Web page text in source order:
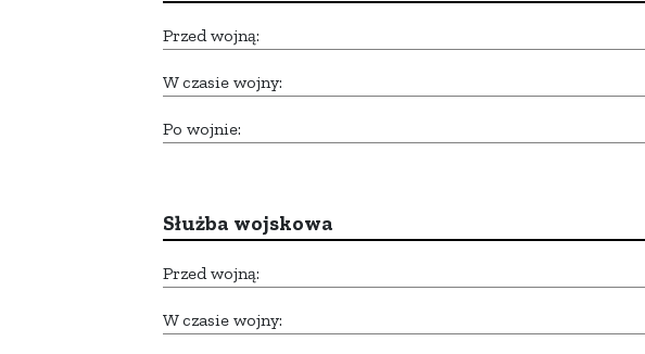
Przed wojną:
W czasie wojny:
Po wojnie:
Służba wojskowa
Przed wojną:
W czasie wojny: